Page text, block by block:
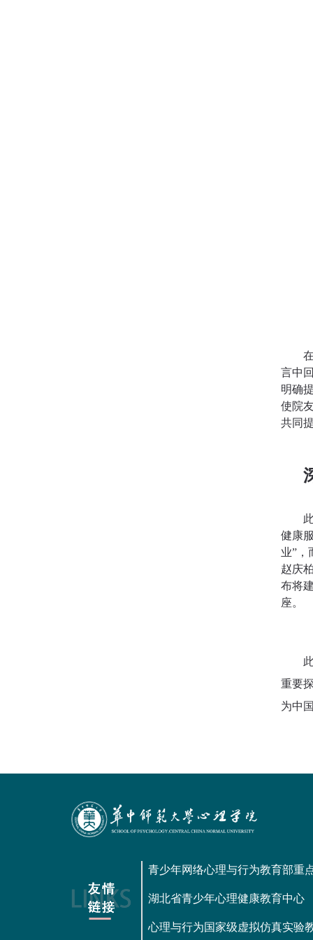
言中
明确
使院
共同
健康
业”，
赵庆
布将
座。
重要
为中
青少年网络心理与行为教育部重
湖北省青少年心理健康教育中心
心理与行为国家级虚拟仿真实验